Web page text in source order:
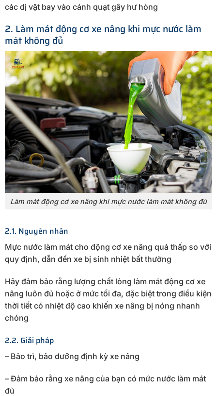
các dị vật bay vào cánh quạt gây hư hỏng
2. Làm mát động cơ xe nâng khi mực nước làm
mát không đủ
Làm mát động cơ xe nâng khi mực nước làm mát không đủ
2.1. Nguyên nhân
Mực nước làm mát cho động cơ xe nâng quá thấp so với
quy định, dẫn đến xe bị sinh nhiệt bất thường
Hãy đảm bảo rằng lượng chất lỏng làm mát động cơ xe
nâng luôn đủ hoặc ở mức tối đa, đặc biệt trong điều kiện
thời tiết có nhiệt độ cao khiến xe nâng bị nóng nhanh
chóng
2.2. Giải pháp
– Bảo trì, bảo dưỡng định kỳ xe nâng
– Đảm bảo rằng xe nâng của bạn có mức nước làm mát
đủ